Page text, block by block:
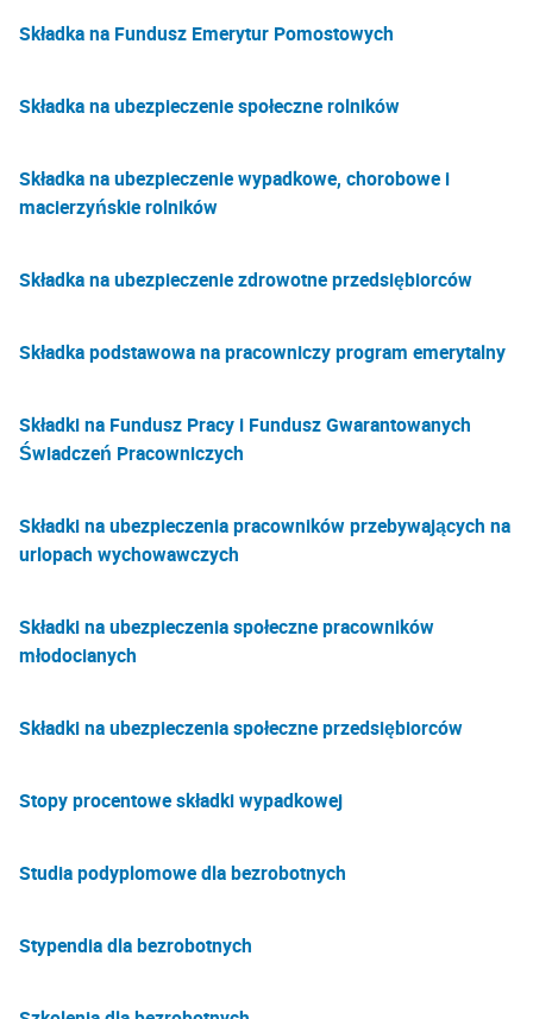
Składka na Fundusz Emerytur Pomostowych
Składka na ubezpieczenie społeczne rolników
Składka na ubezpieczenie wypadkowe, chorobowe i
macierzyńskie rolników
Składka na ubezpieczenie zdrowotne przedsiębiorców
Składka podstawowa na pracowniczy program emerytalny
Składki na Fundusz Pracy i Fundusz Gwarantowanych
Świadczeń Pracowniczych
Składki na ubezpieczenia pracowników przebywających na
urlopach wychowawczych
Składki na ubezpieczenia społeczne pracowników
młodocianych
Składki na ubezpieczenia społeczne przedsiębiorców
Stopy procentowe składki wypadkowej
Studia podyplomowe dla bezrobotnych
Stypendia dla bezrobotnych